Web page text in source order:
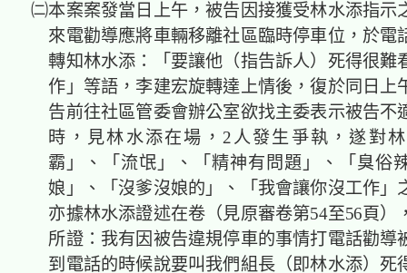
㈡本案案發當日上午，被告因接獲受林水添指示
來電勸導應將車輛移離社區臨時停車位，於電
轉知林水添：「要讓他（指告訴人）死得很難
作」等語，李建宏旋轉達上情後，復於同日上
告前往社區管委會辦公室欲找主委表示被告不
時，見林水添在場，2人發生爭執，遂對
霸」、「流氓」、「精神有問題」、「臭俗
娘」、「沒爹沒娘的」、「我會讓你沒工作」
亦據林水添證述在卷（見原審卷第54至56頁）
所證：我有因被告違規停車的事情打電話勸導
到電話的時候說要叫我們組長（即林水添）死